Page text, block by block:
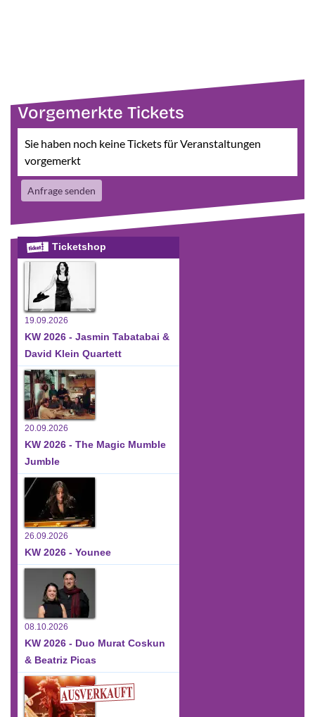
Vorgemerkte Tickets
Sie haben noch keine Tickets für Veranstaltungen
vorgemerkt
Anfrage senden
Ticketshop
19.09.2026
KW 2026 - Jasmin Tabatabai &
David Klein Quartett
20.09.2026
KW 2026 - The Magic Mumble
Jumble
26.09.2026
KW 2026 - Younee
08.10.2026
KW 2026 - Duo Murat Coskun
& Beatriz Picas